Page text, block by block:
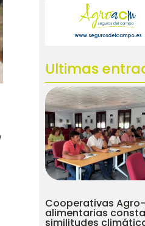
Ultimas
Cooperativas Agro-
alimentarias
similitudes